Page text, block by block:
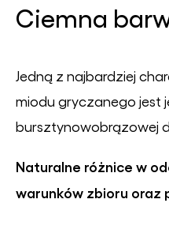
Ciemna
Jedną z najbardziej
miodu gryczanego jest
bursztynowobrązowej
Naturalne różnice w
warunków zbioru oraz